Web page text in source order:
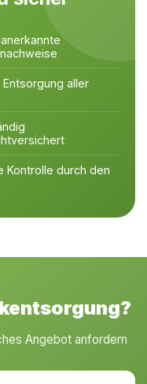
aller
Kontrolle durch den
Angebot anfordern